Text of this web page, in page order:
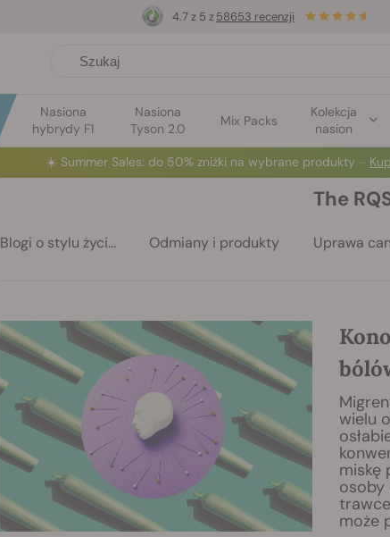
Nasiona
hybrydy F1
Nasiona
Tyson 2.0
Mix Packs
Kolekcja
nasion
4.7 z 5 z58653 recenzji
☀️ Summer Sales: do 50% zniżki na wybrane produkty ⏤
The
Blogi o stylu życi... Odmiany i produkty Uprawa
wielu
miskę
osoby
może